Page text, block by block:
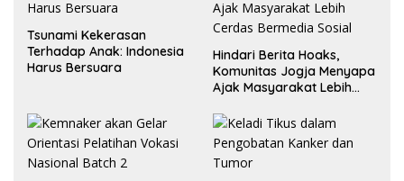
Tsunami Kekerasan
Terhadap Anak: Indonesia
Harus Bersuara
Hindari Berita Hoaks,
Komunitas Jogja Menyapa
Ajak Masyarakat Lebih